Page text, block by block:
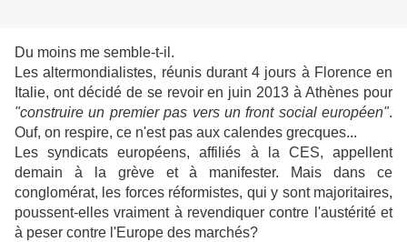
Du moins me semble-t-il.
Les altermondialistes, réunis durant 4 jours à Florence en
Italie, ont décidé de se revoir en juin 2013 à Athènes pour
"construire un premier pas vers un front social européen".
Ouf, on respire, ce n'est pas aux calendes grecques...
Les syndicats européens, affiliés à la CES, appellent
demain à la grève et à manifester. Mais dans ce
conglomérat, les forces réformistes, qui y sont majoritaires,
poussent-elles vraiment à revendiquer contre l'austérité et
à peser contre l'Europe des marchés?